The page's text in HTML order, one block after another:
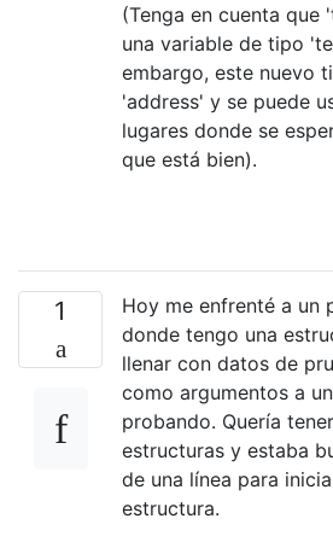
(Tenga en cuenta que
una variable de tipo
embargo, este nuevo
'address' y se puede
lugares donde se
que está bien).
1
Hoy me enfrenté a un
donde tengo una
llenar con datos de
como argumentos a
probando. Quería
estructuras y estaba
de una línea para
estructura.